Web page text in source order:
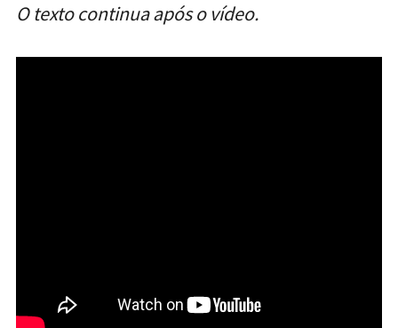
O texto continua após o vídeo.